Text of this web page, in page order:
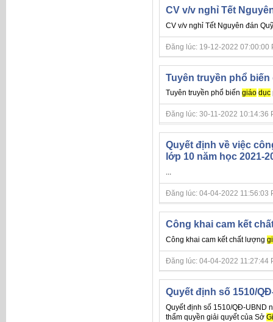
CV v/v nghỉ Tết
CV v/v nghỉ Tết Nguyên đán
Đăng lúc: 19-12-2022 07:00:00
Tuyên truyền phổ
Tuyên truyền phổ biến giáo dục
Đăng lúc: 30-11-2022 10:14:36
Quyết định về việc
lớp 10 năm học 2021-
...
Đăng lúc: 04-04-2022 11:56:03
Công khai cam kết
Công khai cam kết chất lượng
Đăng lúc: 04-04-2022 11:27:44
Quyết định số 1510/
Quyết định số 1510/QĐ-UBND
thẩm quyền giải quyết của Sở